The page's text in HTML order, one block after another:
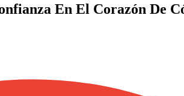
En El Corazón De